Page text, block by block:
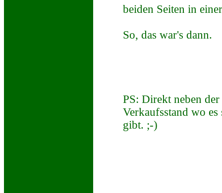
beiden Seiten in
So, das war's dann.
PS: Direkt neben
Verkaufsstand wo
gibt. ;-)